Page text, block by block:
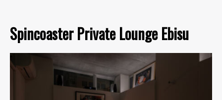
Spincoaster Private Lounge Ebisu